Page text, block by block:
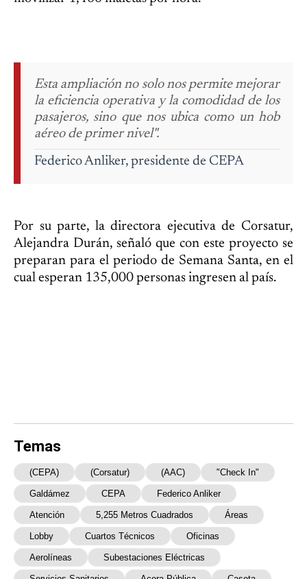
Esta ampliación no solo nos permite mejorar
la eficiencia operativa y la comodidad de los
pasajeros, sino que nos ubica como un hob
aéreo de primer nivel".
Federico Anliker, presidente de CEPA
Por su parte, la directora ejecutiva de Corsatur,
Alejandra Durán, señaló que con este proyecto se
preparan para el periodo de Semana Santa, en el
cual esperan 135,000 personas ingresen al país.
Temas
(CEPA) (Corsatur) (AAC) "check In"
Galdámez CEPA Federico Anliker
Atención 5,255 Metros Cuadrados Áreas
Lobby Cuartos Técnicos Oficinas
Aerolíneas Subestaciones Eléctricas